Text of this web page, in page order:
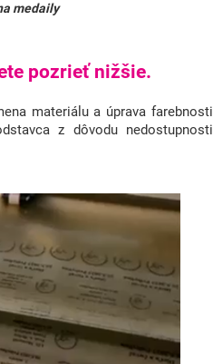
medaily
pozrieť nižšie.
materiálu a úprava farebnosti
z dôvodu nedostupnosti